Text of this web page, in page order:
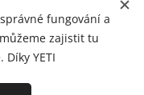
v nich použité jsou
si je číst, prohlížet a
Jakékoli jiné
fungování a
zajistit tu
YETI